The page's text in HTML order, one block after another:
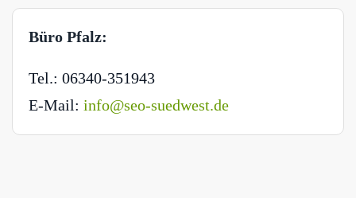
Büro Pfalz:
Tel.: 06340-351943
E-Mail: info@seo-suedwest.de